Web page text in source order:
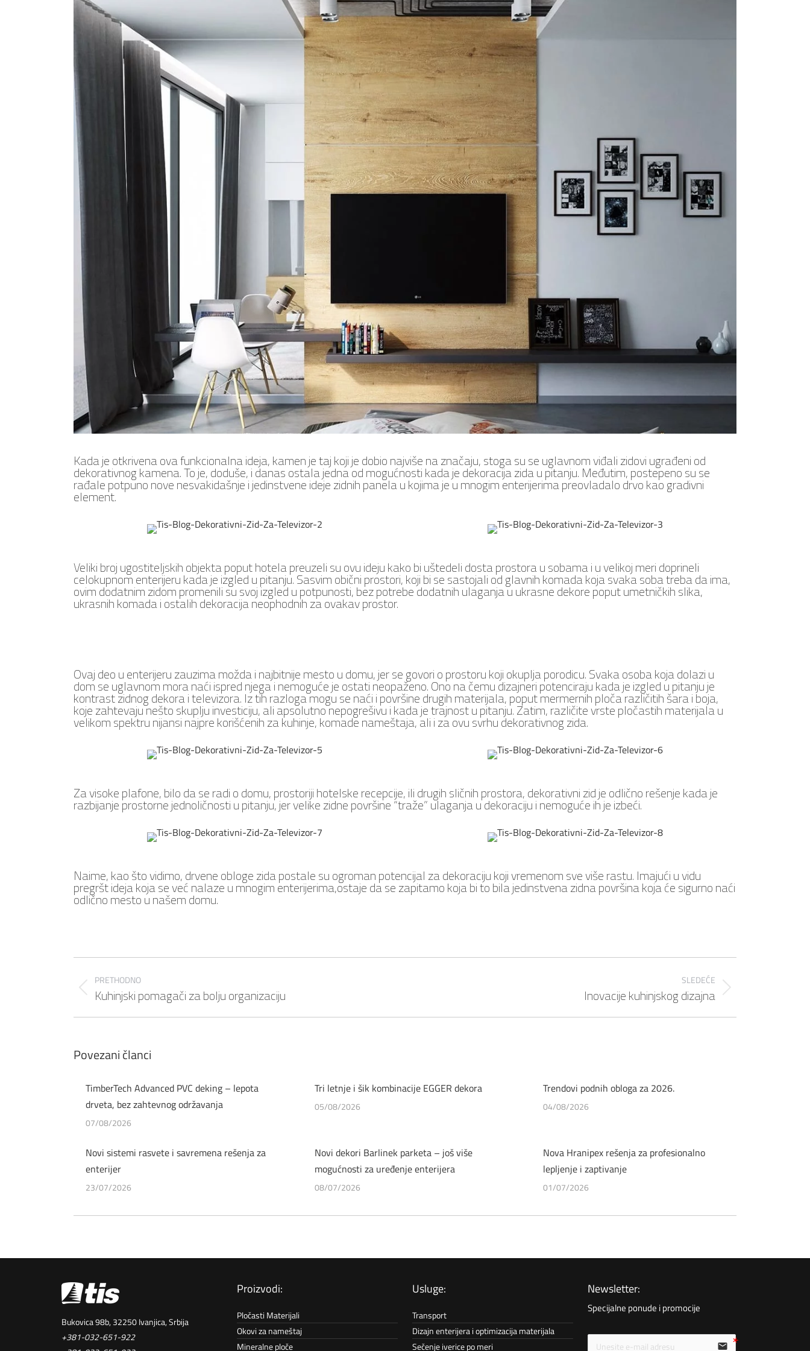
Kada je otkrivena ova funkcionalna ideja, kamen je taj koji je dobio najviše na značaju, stoga su se uglavnom viđali zidovi ugrađeni od
dekorativnog kamena. To je, doduše, i danas ostala jedna od mogućnosti kada je dekoracija zida u pitanju. Međutim, postepeno su se
rađale potpuno nove nesvakidašnje i jedinstvene ideje zidnih panela u kojima je u mnogim enterijerima preovladalo drvo kao gradivni
element.
Veliki broj ugostiteljskih objekta poput hotela preuzeli su ovu ideju kako bi uštedeli dosta prostora u sobama i u velikoj meri doprineli
celokupnom enterijeru kada je izgled u pitanju. Sasvim obični prostori, koji bi se sastojali od glavnih komada koja svaka soba treba da ima,
ovim dodatnim zidom promenili su svoj izgled u potpunosti, bez potrebe dodatnih ulaganja u ukrasne dekore poput umetničkih slika,
ukrasnih komada i ostalih dekoracija neophodnih za ovakav prostor.
Ovaj deo u enterijeru zauzima možda i najbitnije mesto u domu, jer se govori o prostoru koji okuplja porodicu. Svaka osoba koja dolazi u
dom se uglavnom mora naći ispred njega i nemoguće je ostati neopaženo. Ono na čemu dizajneri potenciraju kada je izgled u pitanju je
kontrast zidnog dekora i televizora. Iz tih razloga mogu se naći i površine drugih materijala, poput mermernih ploča različitih šara i boja,
koje zahtevaju nešto skuplju investiciju, ali apsolutno nepogrešivu i kada je trajnost u pitanju. Zatim, različite vrste pločastih materijala u
velikom spektru nijansi najpre korišćenih za kuhinje, komade nameštaja, ali i za ovu svrhu dekorativnog zida.
Za visoke plafone, bilo da se radi o domu, prostoriji hotelske recepcije, ili drugih sličnih prostora, dekorativni zid je odlično rešenje kada je
razbijanje prostorne jednoličnosti u pitanju, jer velike zidne površine “traže” ulaganja u dekoraciju i nemoguće ih je izbeći.
Naime, kao što vidimo, drvene obloge zida postale su ogroman potencijal za dekoraciju koji vremenom sve više rastu. Imajući u vidu
pregršt ideja koja se već nalaze u mnogim enterijerima,ostaje da se zapitamo koja bi to bila jedinstvena zidna površina koja će sigurno naći
odlično mesto u našem domu.
Post
navigation
PRETHODNO
Previous
Kuhinjski pomagači za bolju organizaciju
SLEDEĆE
Inovacije kuhinjskog dizajna
Povezani članci
TimberTech Advanced PVC deking – lepota
drveta, bez zahtevnog održavanja
07/08/2026
Tri letnje i šik kombinacije EGGER dekora
05/08/2026
Trendovi podnih obloga za 2026.
04/08/2026
Novi sistemi rasvete i savremena rešenja za
enterijer
23/07/2026
Novi dekori Barlinek parketa – još više
mogućnosti za uređenje enterijera
08/07/2026
Nova Hranipex rešenja za profesionalno
lepljenje i zaptivanje
01/07/2026
Bukovica 98b, 32250 Ivanjica, Srbija
+381-032-651-922
Proizvodi:
Pločasti Materijali
Okovi za nameštaj
Mineralne ploče
Usluge:
Transport
Dizajn enterijera i optimizacija materijala
Sečenje iverice po meri
Newsletter:
Specijalne ponude i promocije
email